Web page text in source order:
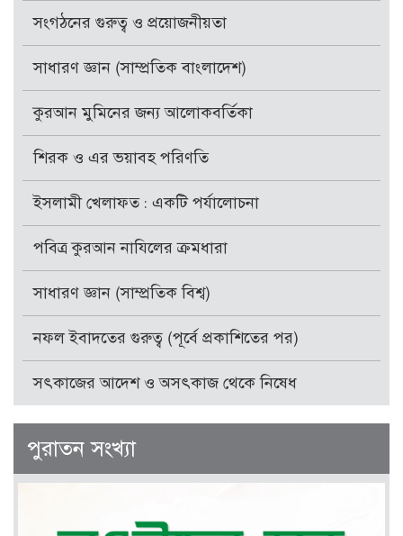
সংগঠনের গুরুত্ব ও প্রয়োজনীয়তা
সাধারণ জ্ঞান (সাম্প্রতিক বাংলাদেশ)
কুরআন মুমিনের জন্য আলোকবর্তিকা
শিরক ও এর ভয়াবহ পরিণতি
ইসলামী খেলাফত : একটি পর্যালোচনা
পবিত্র কুরআন নাযিলের ক্রমধারা
সাধারণ জ্ঞান (সাম্প্রতিক বিশ্ব)
নফল ইবাদতের গুরুত্ব (পূর্বে প্রকাশিতের পর)
সৎকাজের আদেশ ও অসৎকাজ থেকে নিষেধ
পুরাতন সংখ্যা